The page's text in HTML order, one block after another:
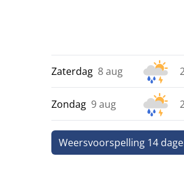
Zaterdag 8 aug
Zondag 9 aug
Weersvoorspelling 14